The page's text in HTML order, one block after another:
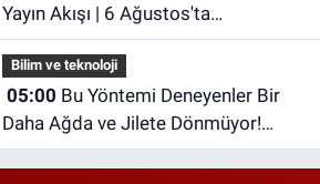
Yayın Akışı | 6 Ağustos'ta
Televizyonda Neler Var? TRT 1, TV8,
NOW TV, Show TV, ATV, Star TV...
Bilim ve teknoloji
05:00
Daha Ağda ve Jilete Dönmüyor!
Foto Epilasyon Hakkında Merak